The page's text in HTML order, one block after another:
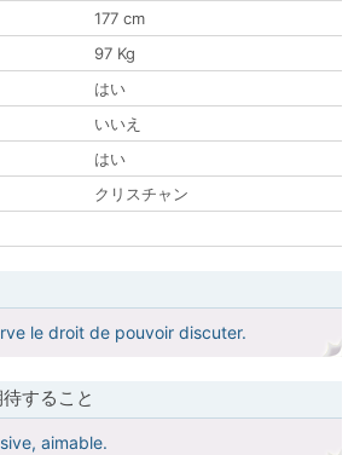
177 cm
97 Kg
はい
いいえ
はい
クリスチャン
le droit de pouvoir discuter.
すること
aimable.